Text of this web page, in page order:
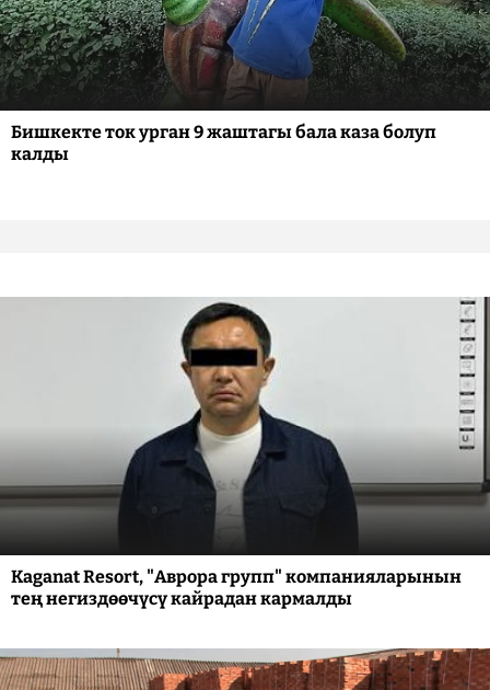
Бишкекте ток урган 9 жаштагы бала каза болуп
калды
Kaganat Resort, "Аврора групп" компанияларынын
тең негиздөөчүсү кайрадан кармалды